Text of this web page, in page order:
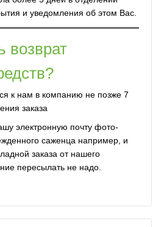
и уведомления об этом Вас.
возврат
к нам в компанию не позже 7
заказа
электронную почту фото-
саженца например, и
заказа от нашего
пересылать не надо.